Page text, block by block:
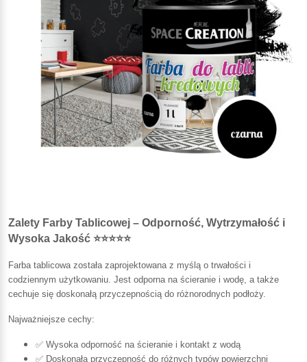
Zalety Farby Tablicowej – Odporność, Wytrzymałość i
Wysoka Jakość ⭐⭐⭐⭐⭐
Farba tablicowa została zaprojektowana z myślą o trwałości i
codziennym użytkowaniu. Jest odporna na ścieranie i wodę, a także
cechuje się doskonałą przyczepnością do różnorodnych podłoży.
Najważniejsze cechy:
✅ Wysoka odporność na ścieranie i kontakt z wodą
✅ Doskonała przyczepność do różnych typów powierzchni